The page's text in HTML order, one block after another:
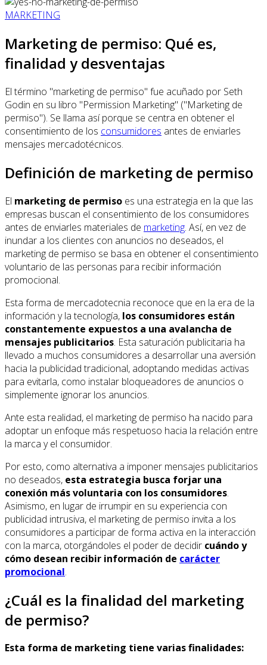
MARKETING
Marketing de permiso: Qué es,
finalidad y desventajas
El término "marketing de permiso" fue acuñado por Seth
Godin en su libro "Permission Marketing" ("Marketing de
permiso"). Se llama así porque se centra en obtener el
consentimiento de los consumidores antes de enviarles
mensajes mercadotécnicos.
Definición de marketing de permiso
El marketing de permiso es una estrategia en la que las
empresas buscan el consentimiento de los consumidores
antes de enviarles materiales de marketing. Así, en vez de
inundar a los clientes con anuncios no deseados, el
marketing de permiso se basa en obtener el consentimiento
voluntario de las personas para recibir información
promocional.
Esta forma de mercadotecnia reconoce que en la era de la
información y la tecnología, los consumidores están
constantemente expuestos a una avalancha de
mensajes publicitarios. Esta saturación publicitaria ha
llevado a muchos consumidores a desarrollar una aversión
hacia la publicidad tradicional, adoptando medidas activas
para evitarla, como instalar bloqueadores de anuncios o
simplemente ignorar los anuncios.
Ante esta realidad, el marketing de permiso ha nacido para
adoptar un enfoque más respetuoso hacia la relación entre
la marca y el consumidor.
Por esto, como alternativa a imponer mensajes publicitarios
no deseados, esta estrategia busca forjar una
conexión más voluntaria con los consumidores.
Asimismo, en lugar de irrumpir en su experiencia con
publicidad intrusiva, el marketing de permiso invita a los
consumidores a participar de forma activa en la interacción
con la marca, otorgándoles el poder de decidir cuándo y
cómo desean recibir información de carácter
promocional.
¿Cuál es la finalidad del marketing
de permiso?
Esta forma de marketing tiene varias finalidades: